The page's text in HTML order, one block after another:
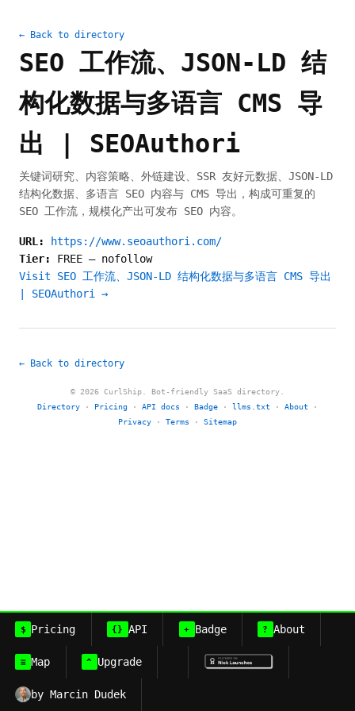
← Back to directory
SEO 工作流、JSON-LD 结
构化数据与多语言 CMS 导
出 | SEOAuthori
关键词研究、内容策略、外链建设、SSR 友好元数据、JSON-LD
结构化数据、多语言 SEO 内容与 CMS 导出，构成可重复的
SEO 工作流，规模化产出可发布 SEO 内容。
URL:
https://www.seoauthori.com/
Tier: FREE — nofollow
Visit SEO 工作流、JSON-LD 结构化数据与多语言 CMS 导出
| SEOAuthori →
← Back to directory
© 2026 CurlShip. Bot-friendly SaaS directory.
Directory · Pricing · API docs · Badge · llms.txt · About ·
Privacy · Terms · Sitemap
$ Pricing {} API + Badge ? About
≡ Map ^ Upgrade
by Marcin Dudek